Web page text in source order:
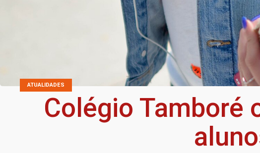
ATUALIDADES
Colégio Tamboré